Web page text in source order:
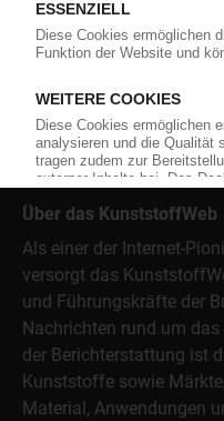
Über das KunststoffWeb
Als einer der Internet-
versorgt das
und Führungskräfte der
Nachrichten rund um
der Berichterstattung ist
Kunststoffe sowie
Material, Anwendungen